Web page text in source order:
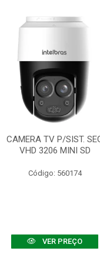
CAMERA TV P/SIST.
VHD 3206 MINI SD
Código: 560174
VER PREÇO